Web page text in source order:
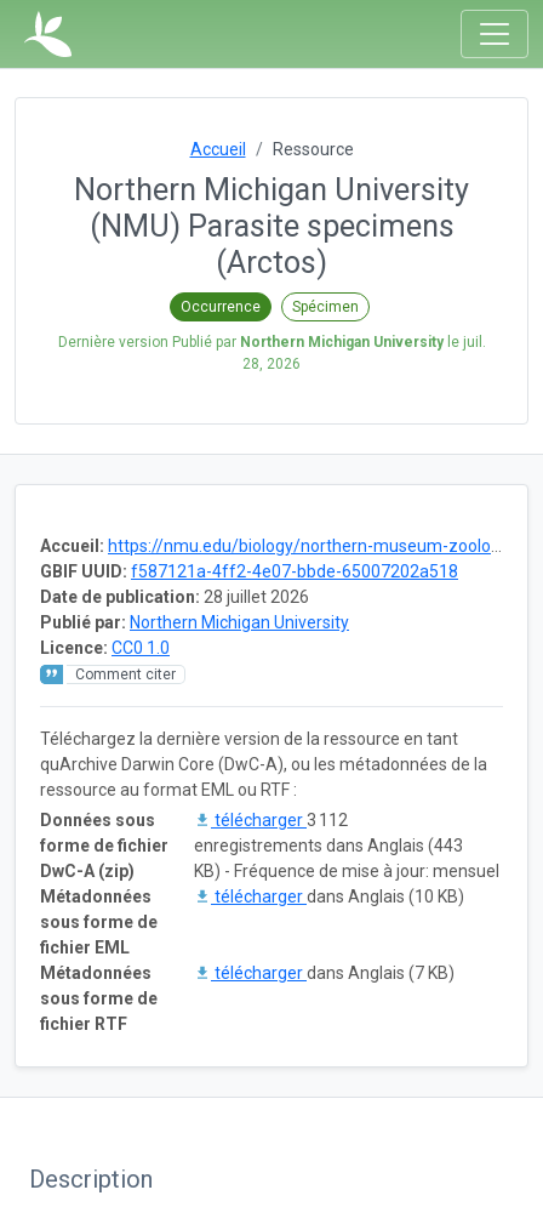
Accueil Ressource
Northern Michigan University
(NMU) Parasite specimens
(Arctos)
Occurrence Spécimen
Dernière version Publié par Northern Michigan Universityle juil.
28, 2026
Accueil: https://nmu.edu/biology/northern-museum-zoology
GBIF UUID: f587121a-4ff2-4e07-bbde-65007202a518
Date de publication: 28 juillet 2026
Publié par: Northern Michigan University
Licence: CC0 1.0
Comment citer
Téléchargez la dernière version de la ressource en tant
quArchive Darwin Core (DwC-A), ou les métadonnées de la
ressource au format EML ou RTF :
Données sous
forme de fichier
DwC-A (zip)
télécharger3 112
enregistrements dans Anglais (443
KB) - Fréquence de mise à jour: mensuel
Métadonnées
sous forme de
fichier EML
téléchargerdans Anglais (10 KB)
Métadonnées
sous forme de
fichier RTF
téléchargerdans Anglais (7 KB)
Description